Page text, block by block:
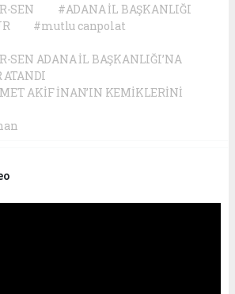
SEN
#ADANA İL BAŞKANLIĞI
#mutlu canpolat
SEN ADANA İL BAŞKANLIĞI’NA
ATANDI
AKİF İNAN’IN KEMİKLERİNİ